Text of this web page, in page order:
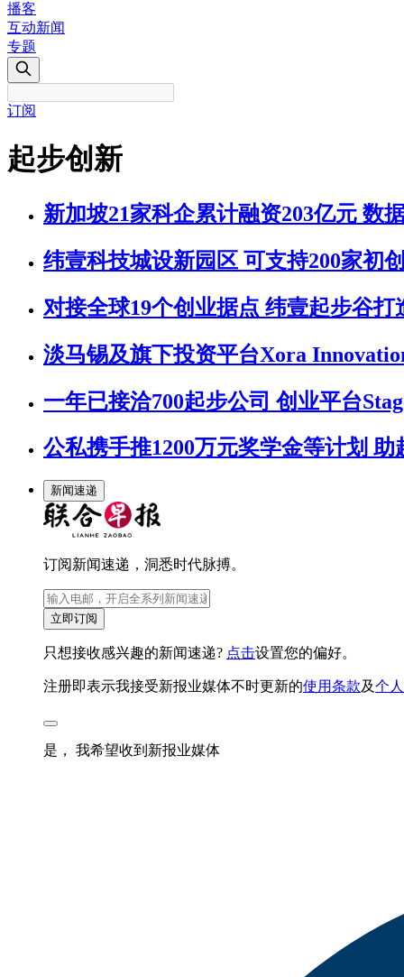
播客
互动新闻
专题
订阅
起步创新
新加坡21家科企累计融资203亿元 数
纬壹科技城设新园区 可支持200家初
对接全球19个创业据点 纬壹起步谷
淡马锡及旗下投资平台Xora
一年已接洽700起步公司 创业平台
公私携手推1200万元奖学金等计划
新闻速递
订阅新闻速递，洞悉时代脉搏。
立即订阅
只想接收感兴趣的新闻速递? 点击设置您的偏好。
注册即表示我接受新报业媒体不时更新的使用条款及个
是， 我希望收到新报业媒体